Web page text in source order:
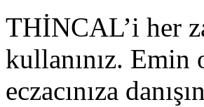
THİNCAL’i her
kullanınız. Emin
eczacınıza